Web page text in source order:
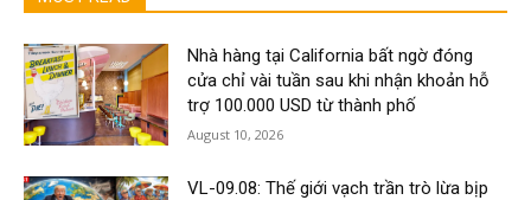
Nhà hàng tại California bất ngờ đóng
cửa chỉ vài tuần sau khi nhận khoản hỗ
trợ 100.000 USD từ thành phố
August 10, 2026
VL-09.08: Thế giới vạch trần trò lừa bịp